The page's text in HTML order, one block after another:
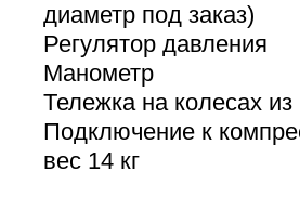
диаметр под заказ)
Регулятор давления
Манометр
Тележка на колесах
Подключение к
вес 14 кг